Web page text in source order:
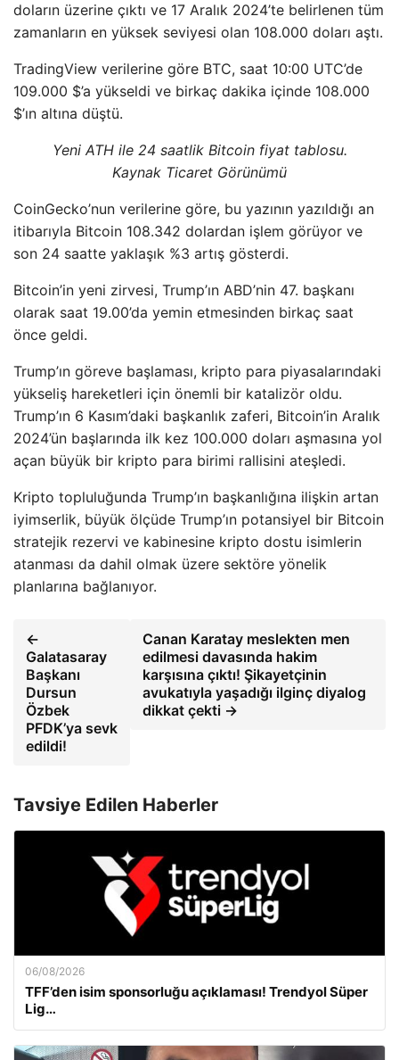
doların üzerine çıktı ve 17 Aralık 2024’te belirlenen tüm
zamanların en yüksek seviyesi olan 108.000 doları aştı.
TradingView verilerine göre BTC, saat 10:00 UTC’de
109.000 $’a yükseldi ve birkaç dakika içinde 108.000
$’ın altına düştü.
Yeni ATH ile 24 saatlik Bitcoin fiyat tablosu.
Kaynak Ticaret Görünümü
CoinGecko’nun verilerine göre, bu yazının yazıldığı an
itibarıyla Bitcoin 108.342 dolardan işlem görüyor ve
son 24 saatte yaklaşık %3 artış gösterdi.
Bitcoin’in yeni zirvesi, Trump’ın ABD’nin 47. başkanı
olarak saat 19.00’da yemin etmesinden birkaç saat
önce geldi.
Trump’ın göreve başlaması, kripto para piyasalarındaki
yükseliş hareketleri için önemli bir katalizör oldu.
Trump’ın 6 Kasım’daki başkanlık zaferi, Bitcoin’in Aralık
2024’ün başlarında ilk kez 100.000 doları aşmasına yol
açan büyük bir kripto para birimi rallisini ateşledi.
Kripto topluluğunda Trump’ın başkanlığına ilişkin artan
iyimserlik, büyük ölçüde Trump’ın potansiyel bir Bitcoin
stratejik rezervi ve kabinesine kripto dostu isimlerin
atanması da dahil olmak üzere sektöre yönelik
planlarına bağlanıyor.
←
Galatasaray
Başkanı
Dursun
Özbek
PFDK’ya sevk
edildi!
Canan Karatay meslekten men
edilmesi davasında hakim
karşısına çıktı! Şikayetçinin
avukatıyla yaşadığı ilginç diyalog
dikkat çekti →
Tavsiye Edilen Haberler
06/08/2026
TFF’den isim sponsorluğu açıklaması! Trendyol Süper
Lig…